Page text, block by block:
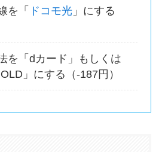
を「 ドコモ光」にする
を「dカード」もしくは
」にする（-187円）